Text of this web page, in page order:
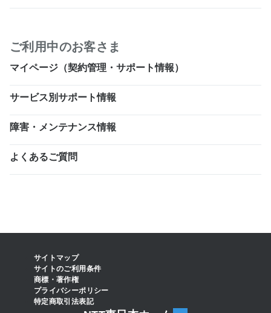
ご利用中のお客さま
マイページ（契約管理・サポート情報）
サービス別サポート情報
障害・メンテナンス情報
よくあるご質問
サイトマップ
サイトのご利用条件
商標・著作権
プライバシーポリシー
特定商取引法表記